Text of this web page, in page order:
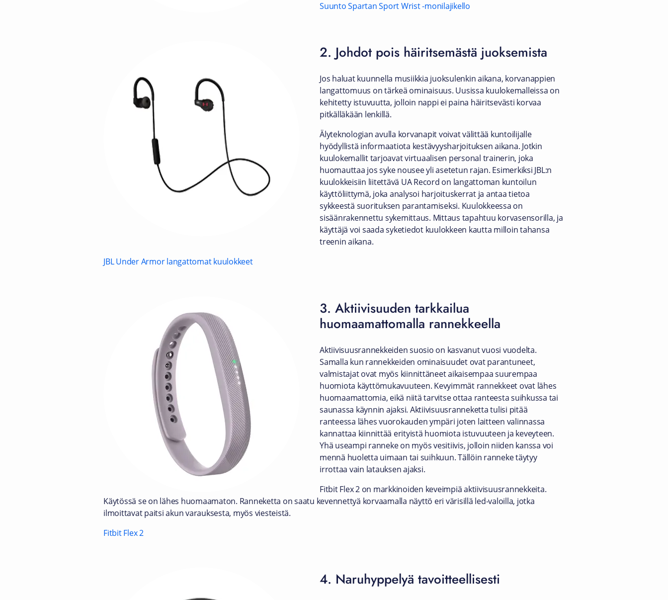
Suunto Spartan Sport Wrist -monilajikello
2. Johdot pois häiritsemästä juoksemista
Jos haluat kuunnella musiikkia juoksulenkin aikana, korvanappien
langattomuus on tärkeä ominaisuus. Uusissa kuulokemalleissa on
kehitetty istuvuutta, jolloin nappi ei paina häiritsevästi korvaa
pitkälläkään lenkillä.
Älyteknologian avulla korvanapit voivat välittää kuntoilijalle
hyödyllistä informaatiota kestävyysharjoituksen aikana. Jotkin
kuulokemallit tarjoavat virtuaalisen personal trainerin, joka
huomauttaa jos syke nousee yli asetetun rajan. Esimerkiksi JBL:n
kuulokkeisiin liitettävä UA Record on langattoman kuntoilun
käyttöliittymä, joka analysoi harjoituskerrat ja antaa tietoa
sykkeestä suorituksen parantamiseksi. Kuulokkeessa on
sisäänrakennettu sykemittaus. Mittaus tapahtuu korvasensorilla, ja
käyttäjä voi saada syketiedot kuulokkeen kautta milloin tahansa
treenin aikana.
JBL Under Armor langattomat kuulokkeet
3. Aktiivisuuden tarkkailua
huomaamattomalla rannekkeella
Aktiivisuusrannekkeiden suosio on kasvanut vuosi vuodelta.
Samalla kun rannekkeiden ominaisuudet ovat parantuneet,
valmistajat ovat myös kiinnittäneet aikaisempaa suurempaa
huomiota käyttömukavuuteen. Kevyimmät rannekkeet ovat lähes
huomaamattomia, eikä niitä tarvitse ottaa ranteesta suihkussa tai
saunassa käynnin ajaksi. Aktiivisuusranneketta tulisi pitää
ranteessa lähes vuorokauden ympäri joten laitteen valinnassa
kannattaa kiinnittää erityistä huomiota istuvuuteen ja keveyteen.
Yhä useampi ranneke on myös vesitiivis, jolloin niiden kanssa voi
mennä huoletta uimaan tai suihkuun. Tällöin ranneke täytyy
irrottaa vain latauksen ajaksi.
Fitbit Flex 2 on markkinoiden keveimpiä aktiivisuusrannekkeita.
Käytössä se on lähes huomaamaton. Ranneketta on saatu kevennettyä korvaamalla näyttö eri värisillä led-valoilla, jotka
ilmoittavat paitsi akun varauksesta, myös viesteistä.
Fitbit Flex 2
4. Naruhyppelyä tavoitteellisesti